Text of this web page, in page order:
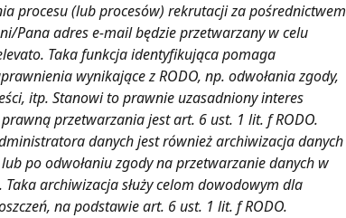
procesu (lub procesów) rekrutacji za pośrednictwem
Pana adres e-mail będzie przetwarzany w celu
Taka funkcja identyfikująca pomaga
wynikające z RODO, np. odwołania zgody,
itp. Stanowi to prawnie uzasadniony interes
przetwarzania jest art. 6 ust. 1 lit. f RODO.
danych jest również archiwizacja danych
po odwołaniu zgody na przetwarzanie danych w
Taka archiwizacja służy celom dowodowym dla
na podstawie art. 6 ust. 1 lit. f RODO.